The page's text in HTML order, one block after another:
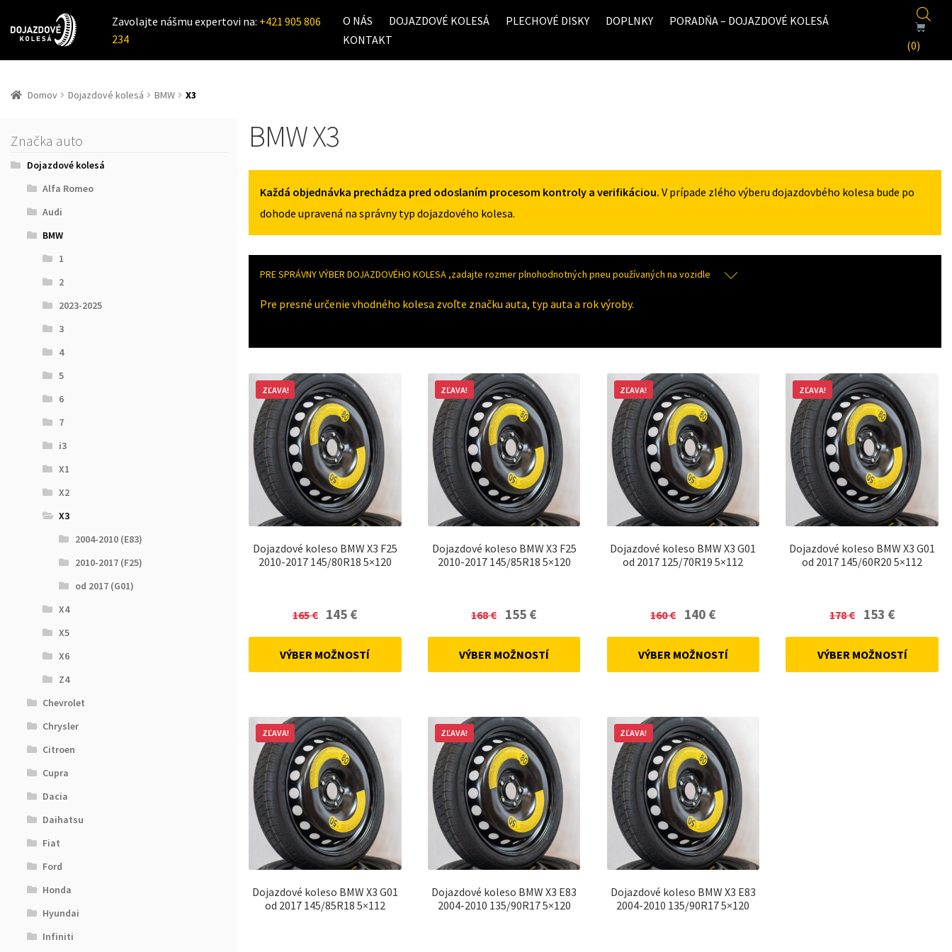
Zavolajte nášmu expertovi na: +421 905 806
234
O NÁS DOJAZDOVÉ KOLESÁ PLECHOVÉ DISKY DOPLNKY
PORADŇA – DOJAZDOVÉ KOLESÁ
KONTAKT
(0)
Domov Dojazdové kolesá BMW X3
Značka auto
Dojazdové kolesá
Alfa Romeo
Audi
BMW
1
2
2023-2025
3
4
5
6
7
i3
X1
X2
X3
2004-2010 (E83)
2010-2017 (F25)
od 2017 (G01)
X4
X5
X6
Z4
Chevrolet
Chrysler
Citroen
Cupra
Dacia
Daihatsu
Fiat
Ford
Honda
Hyundai
Infiniti
BMW X3
Každá objednávka prechádza pred odoslaním procesom kontroly a verifikáciou. V prípade zlého výberu dojazdovbého kolesa bude po
dohode upravená na správny typ dojazdového kolesa.
PRE SPRÁVNY VÝBER DOJAZDOVÉHO KOLESA ,zadajte rozmer plnohodnotných pneu používaných na vozidle
Pre presné určenie vhodného kolesa zvoľte značku auta, typ auta a rok výroby.
Dojazdové koleso BMW X3 F25
2010-2017 145/80R18 5×120
ZĽAVA!
165€
Original
165 €.
145 €
145 €.
VÝBER MOŽNOSTÍ
Dojazdové koleso BMW X3 F25
2010-2017 145/85R18 5×120
ZĽAVA!
168€
Original
168 €.
155 €Current
155 €.
VÝBER MOŽNOSTÍ
Dojazdové koleso BMW X3 G01
od 2017 125/70R19 5×112
ZĽAVA!
160€
Original
160 €.
140 €Current
140 €.
VÝBER MOŽNOSTÍ
Dojazdové koleso BMW X3 G01
od 2017 145/60R20 5×112
ZĽAVA!
178€
Original
178 €.
153 €Current
153 €.
VÝBER MOŽNOSTÍ
Dojazdové koleso BMW X3 G01
od 2017 145/85R18 5×112
ZĽAVA!
Dojazdové koleso BMW X3 E83
2004-2010 135/90R17 5×120
ZĽAVA!
Dojazdové koleso BMW X3 E83
2004-2010 135/90R17 5×120
ZĽAVA!